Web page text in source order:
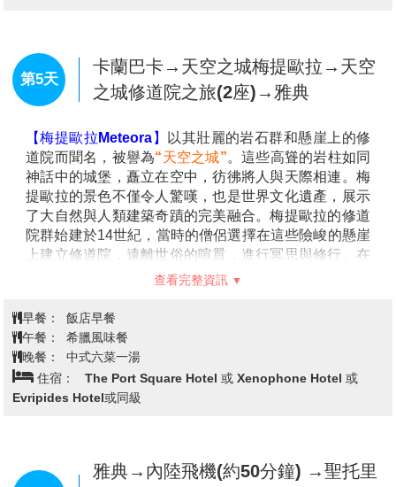
見證著當年神殿的壯麗與威嚴。沿著神聖道路行走，將
經過雅典人寶庫和波斯人寶庫 ，這些保存良好的建築曾
是各城邦為了向神明表達敬意而建造的貢獻寶庫，展示
瞰德爾菲遺跡與周圍壯麗的山脈和谷地，景色令人嘆為
觀止。這片斷崖曾是神話中太陽神阿波羅與其他神明的
聚集地，成為神聖與自然之美的交匯點。 德爾菲遺跡不
僅是探索古希臘神話的起點，也讓人深刻體會到這片神
聖土地的歷史與文化價值。
【德爾菲博物館】(入內參觀含官方導覽)是一個展示古
希臘文明輝煌歷史的場 所。博物館內收藏了大量來自德
爾菲的考古文物，包括雕塑、陶器、銅器等，展品涵蓋
上曾發生的文化和宗教 活動。其中青銅時代的精美雕塑
與當時的祭祀物品，讓人能夠深入了解古希臘人對神祇
的敬仰及其生活方式。博物館的展覽不僅揭示了古希臘
的藝術成就，也讓人感 受到這些文物在歷史洪流中的重
要地位。走進德爾菲博物館，仿佛穿越回古希臘的黃金
第5天
卡蘭巴卡→天空之城梅提歐拉→天空
之城修道院之旅(2座)→雅典
【梅提歐拉Meteora】
以其壯麗的岩石群和懸崖上的修
道院而聞名，被譽為“天空之城”。這些高聳的岩柱如同
神話中的城堡，矗立在空中，彷彿將人與天際相連。梅
提歐拉的景色不僅令人驚嘆，也是世界文化遺產，展示
了大自然與人類建築奇蹟的完美融合。梅提歐拉的修道
院群始建於14世紀，當時的僧侶選擇在這些險峻的懸崖
上建立修道院，遠離世俗的喧囂，進行冥思與修行。在
梅提歐拉，您可以探索這些懸空的修道院，欣賞其中精
觀。每一座岩柱、每一座修道院，都講述著神秘與信仰
的故事。
【梅提歐拉修道院之旅】(入內參觀含持牌官導)
之城」梅提歐拉最為人嚮往的莫過於建蓋在高聳巨石上
的修道院，據說，14世紀時塞爾維亞人入侵了色薩利地
道院分別為此區海拔最高且占地最大的修道院－梅提歐
查看完整資訊
早餐：
飯店早餐
午餐：
希臘風味餐
晚餐：
中式六菜一湯
住宿：
The Port Square Hotel 或 Xenophone Hotel 或
Evripides Hotel或同級
雅典→內陸飛機(約50分鐘) →聖托里